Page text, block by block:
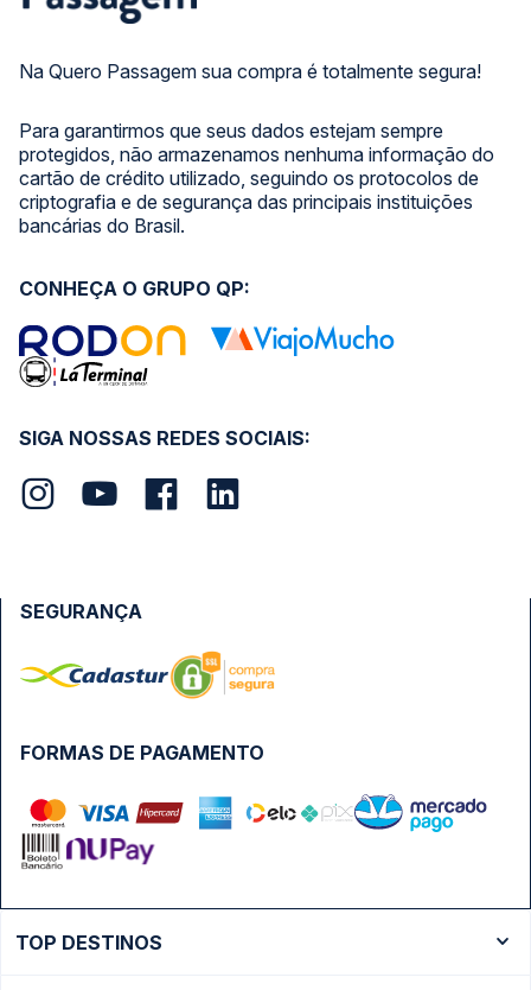
Na Quero Passagem sua compra é totalmente segura!
Para garantirmos que seus dados estejam sempre
protegidos, não armazenamos nenhuma informação do
cartão de crédito utilizado, seguindo os protocolos de
criptografia e de segurança das principais instituições
bancárias do Brasil.
SIGA NOSSAS REDES SOCIAIS:
CONHEÇA O GRUPO QP:
FORMAS DE PAGAMENTO
SEGURANÇA
TOP DESTINOS